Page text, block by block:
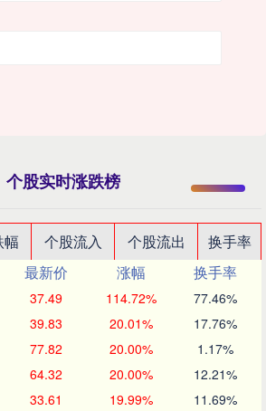
个股实时涨跌榜
幅 个股流入 个股流出
换手率
最新价 涨幅
换手率
37.49 114.72% 77.46%
39.83 20.01% 17.76%
77.82 20.00% 1.17%
64.32 20.00% 12.21%
33.61 19.99% 11.69%